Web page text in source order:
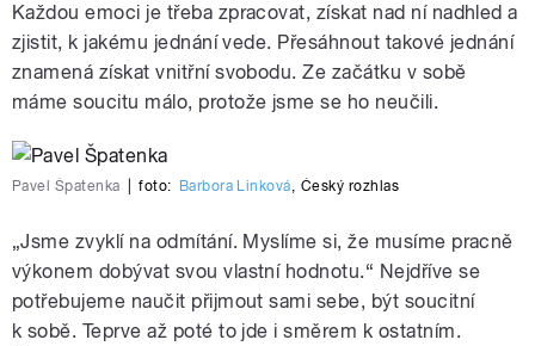
Každou emoci je třeba zpracovat, získat nad ní nadhled a
zjistit, k jakému jednání vede. Přesáhnout takové jednání
znamená získat vnitřní svobodu. Ze začátku v sobě
máme soucitu málo, protože jsme se ho neučili.
Pavel Špatenka foto: Barbora Linková, Český rozhlas
„Jsme zvyklí na odmítání. Myslíme si, že musíme pracně
výkonem dobývat svou vlastní hodnotu.“ Nejdříve se
potřebujeme naučit přijmout sami sebe, být soucitní
k sobě. Teprve až poté to jde i směrem k ostatním.